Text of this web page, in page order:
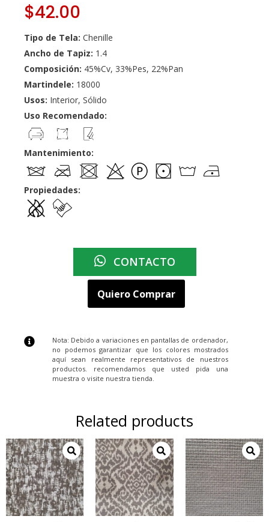
$42.00
Tipo de Tela: Chenille
Ancho de Tapiz: 1.4
Composición: 45%Cv, 33%Pes, 22%Pan
Martindele: 18000
Usos: Interior, Sólido
Uso Recomendado:
Mantenimiento:
Propiedades:
CONTACTO
Quiero Comprar
Nota: Debido a variaciones en pantallas de ordenador,
no podemos garantizar que los colores mostrados
aquí sean realmente representativos de nuestros
productos. recomendamos que usted pida una
muestra o visite nuestra tienda.
Related products